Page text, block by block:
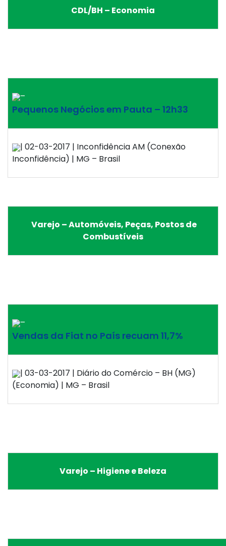
CDL/BH – Economia
–
Pequenos Negócios em Pauta – 12h33
| 02-03-2017 | Inconfidência AM (Conexão
Inconfidência) | MG – Brasil
Varejo – Automóveis, Peças, Postos de
Combustíveis
–
Vendas da Fiat no País recuam 11,7%
| 03-03-2017 | Diário do Comércio – BH (MG)
(Economia) | MG – Brasil
Varejo – Higiene e Beleza